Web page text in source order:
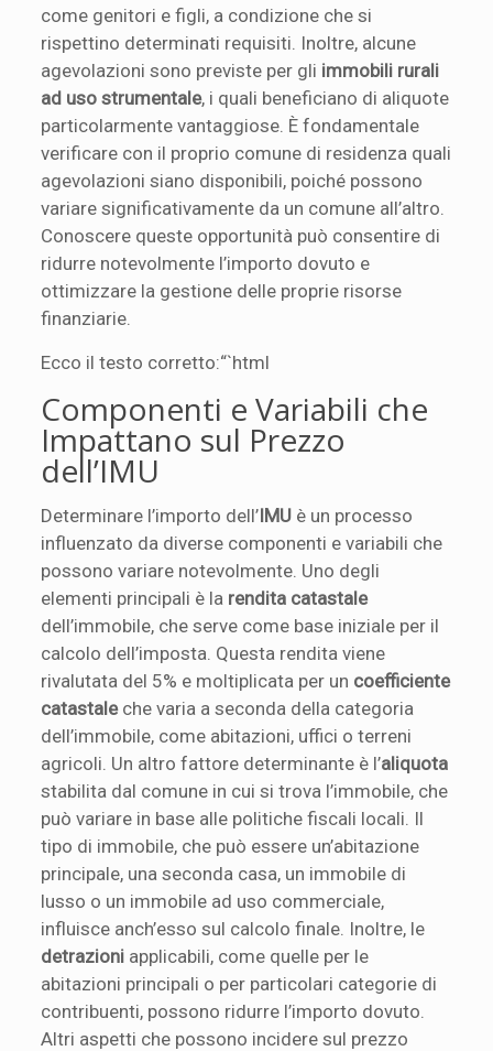
come genitori e figli, a condizione che si
rispettino determinati requisiti. Inoltre, alcune
agevolazioni sono previste per gli immobili rurali
ad uso strumentale, i quali beneficiano di aliquote
particolarmente vantaggiose. È fondamentale
verificare con il proprio comune di residenza quali
agevolazioni siano disponibili, poiché possono
variare significativamente da un comune all’altro.
Conoscere queste opportunità può consentire di
ridurre notevolmente l’importo dovuto e
ottimizzare la gestione delle proprie risorse
finanziarie.
Ecco il testo corretto:“`html
Componenti e Variabili che
Impattano sul Prezzo
dell’IMU
Determinare l’importo dell’IMU è un processo
influenzato da diverse componenti e variabili che
possono variare notevolmente. Uno degli
elementi principali è la rendita catastale
dell’immobile, che serve come base iniziale per il
calcolo dell’imposta. Questa rendita viene
rivalutata del 5% e moltiplicata per un coefficiente
catastaleche varia a seconda della categoria
dell’immobile, come abitazioni, uffici o terreni
agricoli. Un altro fattore determinante è l’aliquota
stabilita dal comune in cui si trova l’immobile, che
può variare in base alle politiche fiscali locali. Il
tipo di immobile, che può essere un’abitazione
principale, una seconda casa, un immobile di
lusso o un immobile ad uso commerciale,
influisce anch’esso sul calcolo finale. Inoltre, le
detrazioni applicabili, come quelle per le
abitazioni principali o per particolari categorie di
contribuenti, possono ridurre l’importo dovuto.
Altri aspetti che possono incidere sul prezzo